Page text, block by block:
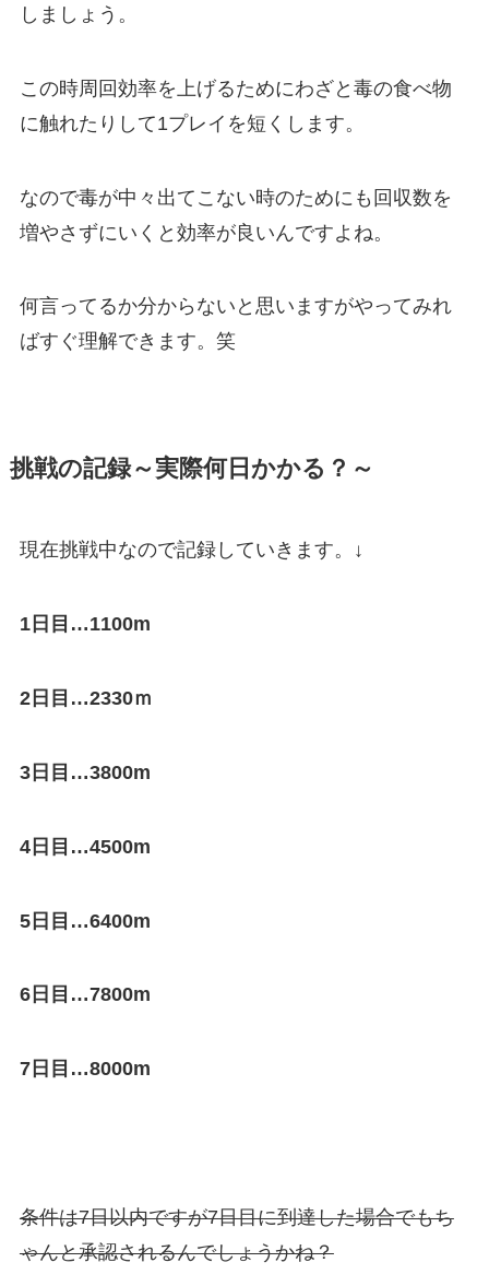
しましょう。
この時周回効率を上げるためにわざと毒の食べ物
に触れたりして1プレイを短くします。
なので毒が中々出てこない時のためにも回収数を
増やさずにいくと効率が良いんですよね。
何言ってるか分からないと思いますがやってみれ
ばすぐ理解できます。笑
挑戦の記録～実際何日かかる？～
現在挑戦中なので記録していきます。↓
1日目…1100m
2日目…2330ｍ
3日目…3800m
4日目…4500m
5日目…6400m
6日目…7800m
7日目…8000m
条件は7日以内ですが7日目に到達した場合でもち
ゃんと承認されるんでしょうかね？